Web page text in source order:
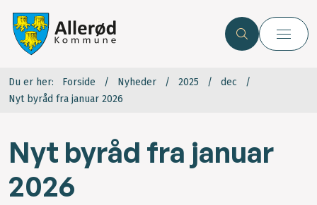
Du er her: Forside Nyheder 2025
dec
Nyt byråd fra januar 2026
Nyt byråd fra januar
2026